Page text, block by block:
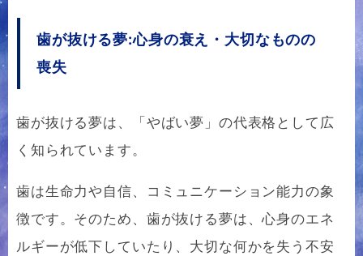
歯が抜ける夢:心身の衰え・大切なものの
喪失
歯が抜ける夢は、「やばい夢」の代表格として広
く知られています。
歯は生命力や自信、コミュニケーション能力の象
徴です。そのため、歯が抜ける夢は、心身のエネ
ルギーが低下していたり、大切な何かを失う不安